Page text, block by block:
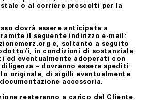
o al corriere prescelti per la
dovrà essere anticipata a
il seguente indirizzo e-mail:
e, soltanto a seguito
i, in condizioni di sostanziale
ed eventualmente adoperati con
diligenza – dovranno essere spediti
originale, di sigilli eventualmente
accessoria.
resteranno a carico del Cliente.